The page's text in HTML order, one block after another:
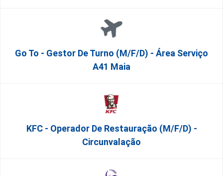
Go To - Gestor De Turno (m/f/d) - Área Serviço
A41 Maia
KFC - Operador De Restauração (m/f/d) -
Circunvalação